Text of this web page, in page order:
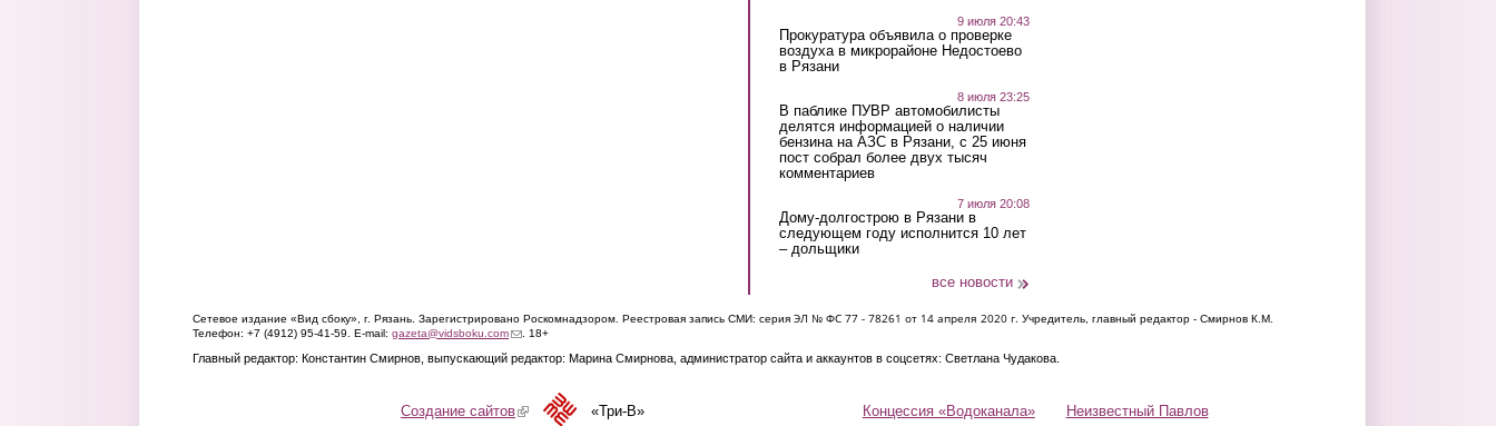
9 июля 20:43
Прокуратура объявила о проверке
воздуха в микрорайоне Недостоево
в Рязани
8 июля 23:25
В паблике ПУВР автомобилисты
делятся информацией о наличии
бензина на АЗС в Рязани, с 25 июня
пост собрал более двух тысяч
комментариев
7 июля 20:08
Дому-долгострою в Рязани в
следующем году исполнится 10 лет
– дольщики
все новости
Сетевое издание «Вид сбоку», г. Рязань. Зарегистрировано Роскомнадзором. Реестровая запись СМИ: серия ЭЛ № ФС 77 - 78261 от 14 апреля 2020 г. Учредитель, главный редактор - Смирнов К.М.
Телефон: +7 (4912) 95-41-59. E-mail: gazeta@vidsboku.com(link sends e-mail)
. 18+
Главный редактор: Константин Смирнов, выпускающий редактор: Марина Смирнова, администратор сайта и аккаунтов в соцсетях: Светлана Чудакова.
Концессия «Водоканала» Неизвестный Павлов
Создание сайтов(link is external)«Три-В»